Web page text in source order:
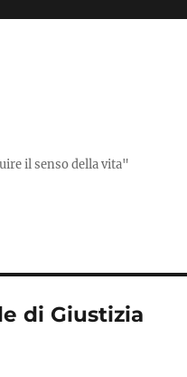
il senso della vita"
di Giustizia